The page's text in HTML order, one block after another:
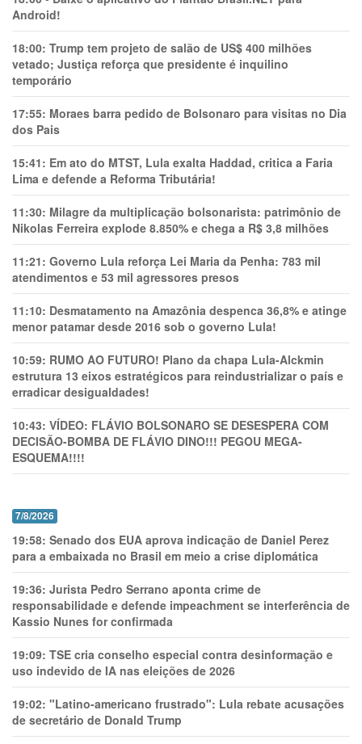
Android!
18:00: Trump tem projeto de salão de US$ 400 milhões
vetado; Justiça reforça que presidente é inquilino
temporário
17:55: Moraes barra pedido de Bolsonaro para visitas no Dia
dos Pais
15:41: Em ato do MTST, Lula exalta Haddad, critica a Faria
Lima e defende a Reforma Tributária!
11:30: Milagre da multiplicação bolsonarista: patrimônio de
Nikolas Ferreira explode 8.850% e chega a R$ 3,8 milhões
11:21: Governo Lula reforça Lei Maria da Penha: 783 mil
atendimentos e 53 mil agressores presos
11:10: Desmatamento na Amazônia despenca 36,8% e atinge
menor patamar desde 2016 sob o governo Lula!
10:59: RUMO AO FUTURO! Plano da chapa Lula-Alckmin
estrutura 13 eixos estratégicos para reindustrializar o país e
erradicar desigualdades!
10:43: VÍDEO: FLÁVIO BOLSONARO SE DESESPERA COM
DECISÃO-BOMBA DE FLÁVIO DINO!!! PEGOU MEGA-
ESQUEMA!!!!
7/8/2026
19:58: Senado dos EUA aprova indicação de Daniel Perez
para a embaixada no Brasil em meio a crise diplomática
19:36: Jurista Pedro Serrano aponta crime de
responsabilidade e defende impeachment se interferência de
Kassio Nunes for confirmada
19:09: TSE cria conselho especial contra desinformação e
uso indevido de IA nas eleições de 2026
19:02: "Latino-americano frustrado": Lula rebate acusações
de secretário de Donald Trump